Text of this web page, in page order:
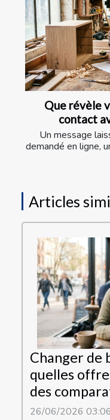
Que révèle
contact
Un message
demandé en ligne,
Articles
Changer de
quelles
des
26/06/2026